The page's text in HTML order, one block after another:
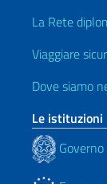
La Rete
Viaggiare
Dove siamo
Le istituzioni